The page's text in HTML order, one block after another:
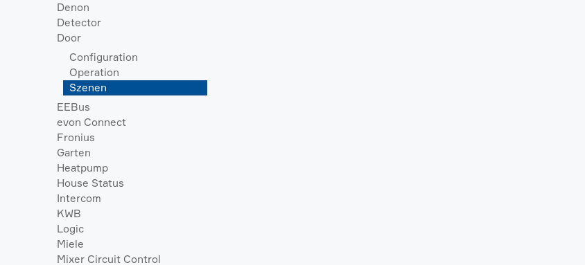
Denon
Detector
Door
Configuration
Operation
Szenen
EEBus
evon Connect
Fronius
Garten
Heatpump
House Status
Intercom
KWB
Logic
Miele
Mixer Circuit Control